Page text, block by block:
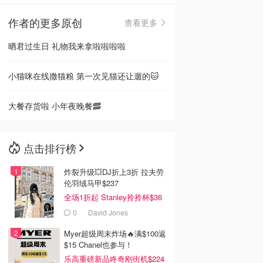
🇳🇿新西兰
作者的更多原创
查看更多
晒君过生日 礼物我来拿啦啦啦啦
小猫咪在线撒猫粮 第一次见猫还让遛的🐱
大餐存货啦 小年夜晚餐🥓
点击排行榜
炸裂升级💥DJ折上3折 拉夫劳
伦羽绒马甲$237
全场1折起 Stanley拎拎杯$36
0 David Jones
Myer超级周末炸场🔥满$100返
$15 Chanel也参与！
乐高重磅新品咚奇刚街机$224